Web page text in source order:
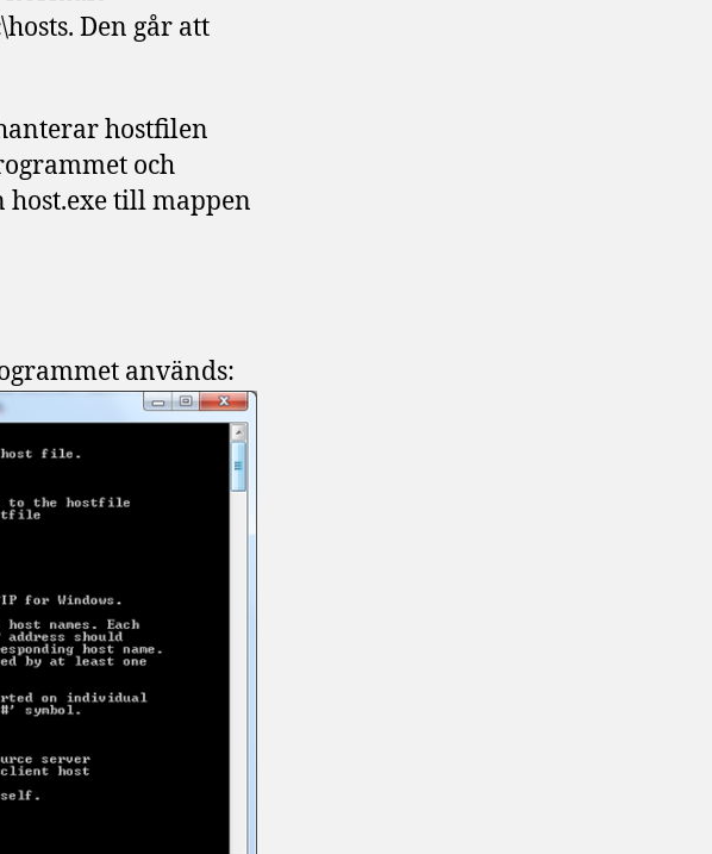
Den går att
hostfilen
och
till mappen
används: